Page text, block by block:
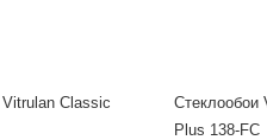
Classic
Стеклообои
Plus 138-FC